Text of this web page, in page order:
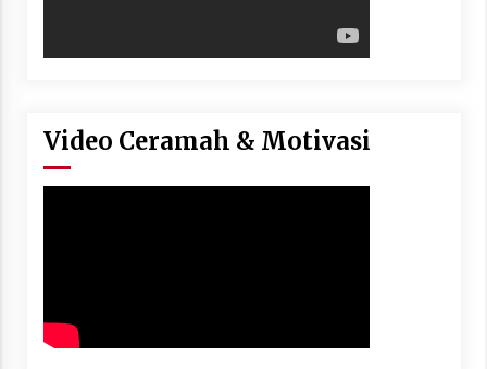
Video Ceramah & Motivasi